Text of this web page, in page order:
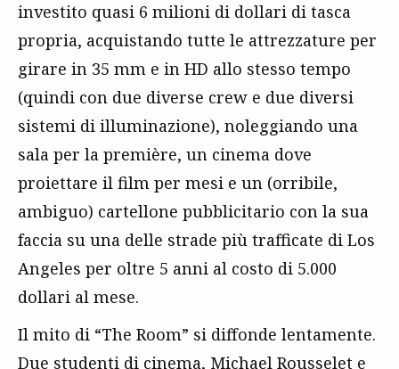
investito quasi 6 milioni di dollari di tasca
propria, acquistando tutte le attrezzature per
girare in 35 mm e in HD allo stesso tempo
(quindi con due diverse crew e due diversi
sistemi di illuminazione), noleggiando una
sala per la première, un cinema dove
proiettare il film per mesi e un (orribile,
ambiguo) cartellone pubblicitario con la sua
faccia su una delle strade più trafficate di Los
Angeles per oltre 5 anni al costo di 5.000
dollari al mese.
Il mito di “The Room” si diffonde lentamente.
Due studenti di cinema, Michael Rousselet e